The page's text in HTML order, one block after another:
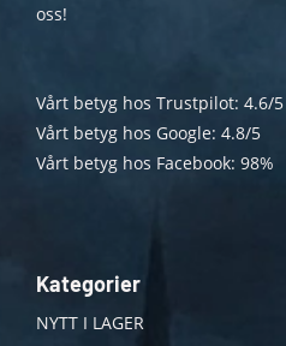
oss!
Vårt betyg hos Trustpilot: 4.6/5
Vårt betyg hos Google: 4.8/5
Vårt betyg hos Facebook: 98%
Kategorier
NYTT I LAGER